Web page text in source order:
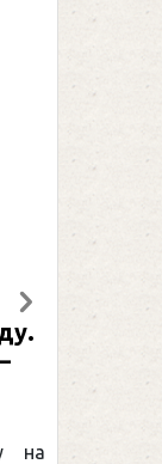
Рабинер, И.
:
Москва,
Следующий